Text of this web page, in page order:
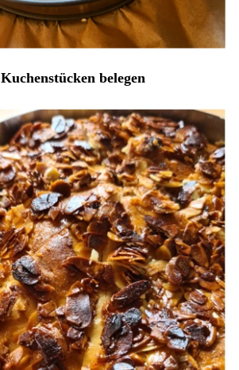
belegen